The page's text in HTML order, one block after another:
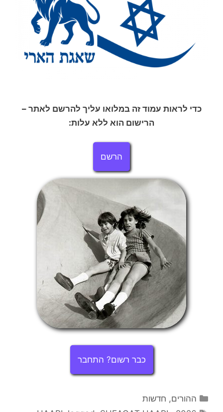
כדי לראות עמוד זה במלואו עליך להרשם לאתר –
הרישום הוא ללא עלות:
הרשם
כבר רשום? התחבר
קטגוריות
ההורים, חדשות